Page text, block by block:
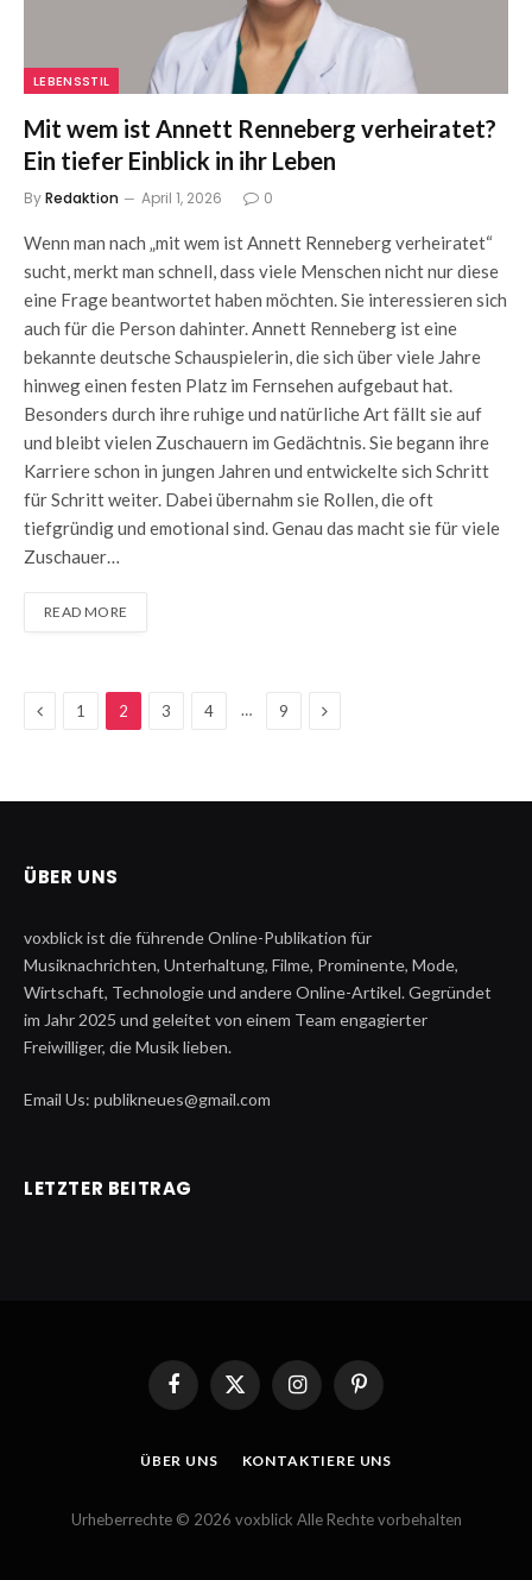
LEBENSSTIL
Mit wem ist Annett Renneberg verheiratet?
Ein tiefer Einblick in ihr Leben
ByRedaktion April 1, 2026 0
Wenn man nach „mit wem ist Annett Renneberg verheiratet“
sucht, merkt man schnell, dass viele Menschen nicht nur diese
eine Frage beantwortet haben möchten. Sie interessieren sich
auch für die Person dahinter. Annett Renneberg ist eine
bekannte deutsche Schauspielerin, die sich über viele Jahre
hinweg einen festen Platz im Fernsehen aufgebaut hat.
Besonders durch ihre ruhige und natürliche Art fällt sie auf
und bleibt vielen Zuschauern im Gedächtnis. Sie begann ihre
Karriere schon in jungen Jahren und entwickelte sich Schritt
für Schritt weiter. Dabei übernahm sie Rollen, die oft
tiefgründig und emotional sind. Genau das macht sie für viele
Zuschauer…
READ MORE
Previous
1 2 3 4 … 9 Next
ÜBER UNS
voxblick ist die führende Online-Publikation für
Musiknachrichten, Unterhaltung, Filme, Prominente, Mode,
Wirtschaft, Technologie und andere Online-Artikel. Gegründet
im Jahr 2025 und geleitet von einem Team engagierter
Freiwilliger, die Musik lieben.
Email Us: publikneues@gmail.com
LETZTER BEITRAG
FacebookX
(Twitter)
InstagramPinterest
ÜBER UNS KONTAKTIERE UNS
Urheberrechte © 2026 voxblick Alle Rechte vorbehalten